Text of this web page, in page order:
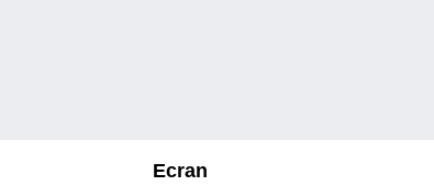
Ecran